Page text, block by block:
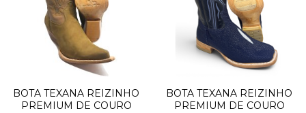
BOTA TEXANA REIZINHO
PREMIUM DE COURO
BOTA TEXANA REIZINHO
PREMIUM DE COURO